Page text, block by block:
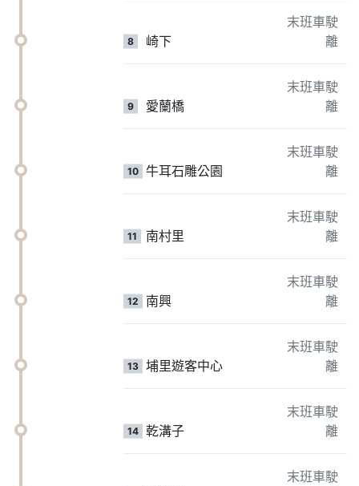
8 崎下
末班車駛
離
9 愛蘭橋
末班車駛
離
10 牛耳石雕公園
末班車駛
離
11 南村里
末班車駛
離
12 南興
末班車駛
離
13 埔里遊客中心
末班車駛
離
14 乾溝子
末班車駛
離
末班車駛